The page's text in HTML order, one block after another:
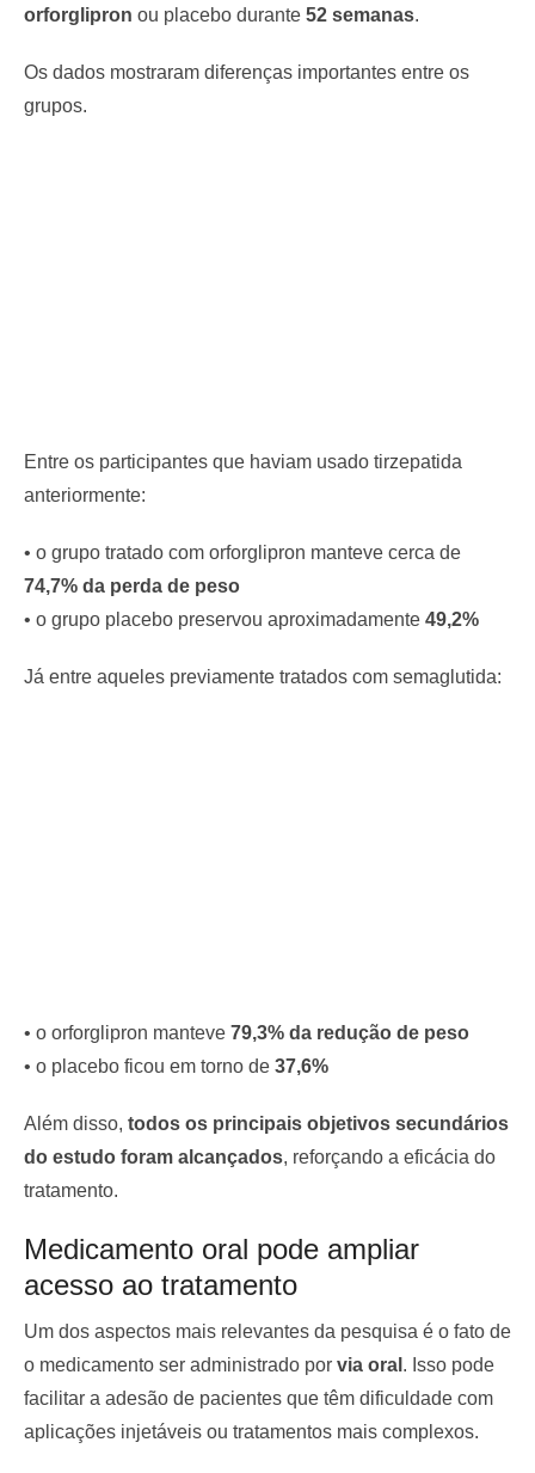
orforglipron ou placebo durante 52 semanas.
Os dados mostraram diferenças importantes entre os
grupos.
Entre os participantes que haviam usado tirzepatida
anteriormente:
• o grupo tratado com orforglipron manteve cerca de
74,7% da perda de peso
• o grupo placebo preservou aproximadamente 49,2%
Já entre aqueles previamente tratados com semaglutida:
• o orforglipron manteve 79,3% da redução de peso
• o placebo ficou em torno de 37,6%
Além disso, todos os principais objetivos secundários
do estudo foram alcançados, reforçando a eficácia do
tratamento.
Medicamento oral pode ampliar
acesso ao tratamento
Um dos aspectos mais relevantes da pesquisa é o fato de
o medicamento ser administrado por via oral . Isso pode
facilitar a adesão de pacientes que têm dificuldade com
aplicações injetáveis ou tratamentos mais complexos.